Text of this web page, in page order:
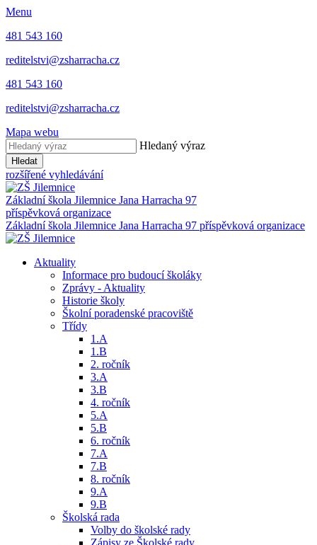
Menu
481 543 160
reditelstvi@zsharracha.cz
481 543 160
reditelstvi@zsharracha.cz
Mapa webu
Hledaný výraz
Hledat
rozšířené vyhledávání
Základní škola Jilemnice Jana Harracha 97
příspěvková organizace
Základní škola Jilemnice Jana Harracha 97 příspěvková organizace
Aktuality
Informace pro budoucí školáky
Zprávy - Aktuality
Historie školy
Školní poradenské pracoviště
Třídy
1.A
1.B
2. ročník
3.A
3.B
4. ročník
5.A
5.B
6. ročník
7.A
7.B
8. ročník
9.A
9.B
Školská rada
Volby do školské rady
Zápisy ze Školské rady